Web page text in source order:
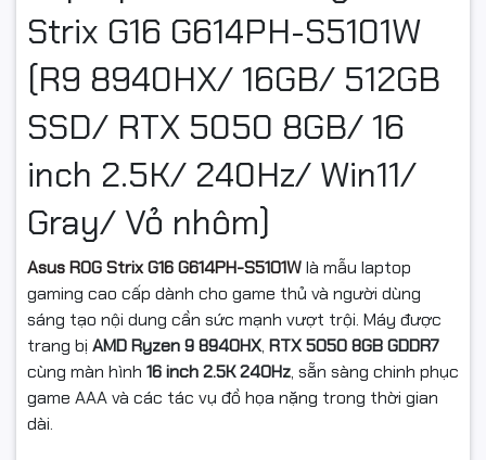
Strix G16 G614PH-S5101W
(R9 8940HX/ 16GB/ 512GB
SSD/ RTX 5050 8GB/ 16
inch 2.5K/ 240Hz/ Win11/
Gray/ Vỏ nhôm)
Asus ROG Strix G16 G614PH-S5101Wlà mẫu laptop
gaming cao cấp dành cho game thủ và người dùng
sáng tạo nội dung cần sức mạnh vượt trội. Máy được
trang bị AMD Ryzen 9 8940HX, RTX 5050 8GB GDDR7
cùng màn hình 16 inch 2.5K 240Hz, sẵn sàng chinh phục
game AAA và các tác vụ đồ họa nặng trong thời gian
dài.